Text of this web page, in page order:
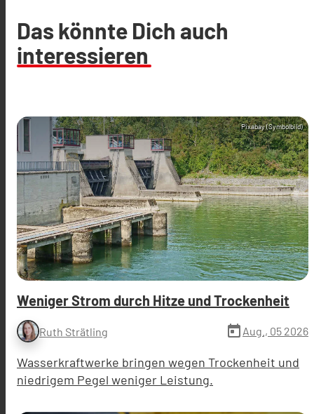
Das könnte Dich auch
interessieren
Pixabay (Symbolbild)
Weniger Strom durch Hitze und Trockenheit
Ruth Strätling today Aug., 05 2026
Wasserkraftwerke bringen wegen Trockenheit und
niedrigem Pegel weniger Leistung.